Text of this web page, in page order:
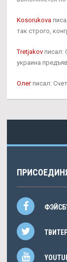
Kosorukova
так строго,
Tretjakov писал:
украина
Олегписал: